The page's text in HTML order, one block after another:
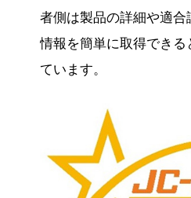
者側は製品の詳細や適合
情報を簡単に取得できる
ています。